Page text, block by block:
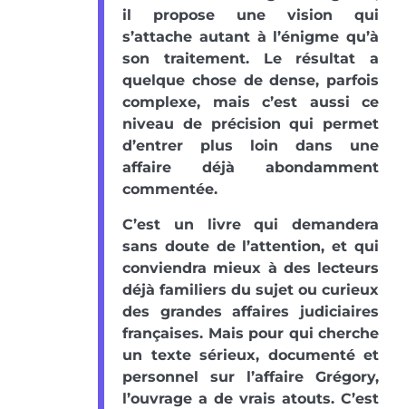
il propose une vision qui
s’attache autant à l’énigme qu’à
son traitement. Le résultat a
quelque chose de dense, parfois
complexe, mais c’est aussi ce
niveau de précision qui permet
d’entrer plus loin dans une
affaire déjà abondamment
commentée.
C’est un livre qui demandera
sans doute de l’attention, et qui
conviendra mieux à des lecteurs
déjà familiers du sujet ou curieux
des grandes affaires judiciaires
françaises. Mais pour qui cherche
un texte sérieux, documenté et
personnel sur l’affaire Grégory,
l’ouvrage a de vrais atouts. C’est